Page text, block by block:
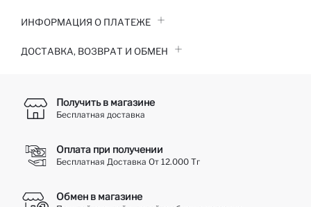
ИНФОРМАЦИЯ О ПЛАТЕЖЕ
ДОСТАВКА, ВОЗВРАТ И ОБМЕН
Получить в магазине
Бесплатная доставка
Оплата при получении
Бесплатная Доставка От 12.000 Тг
Обмен в магазине